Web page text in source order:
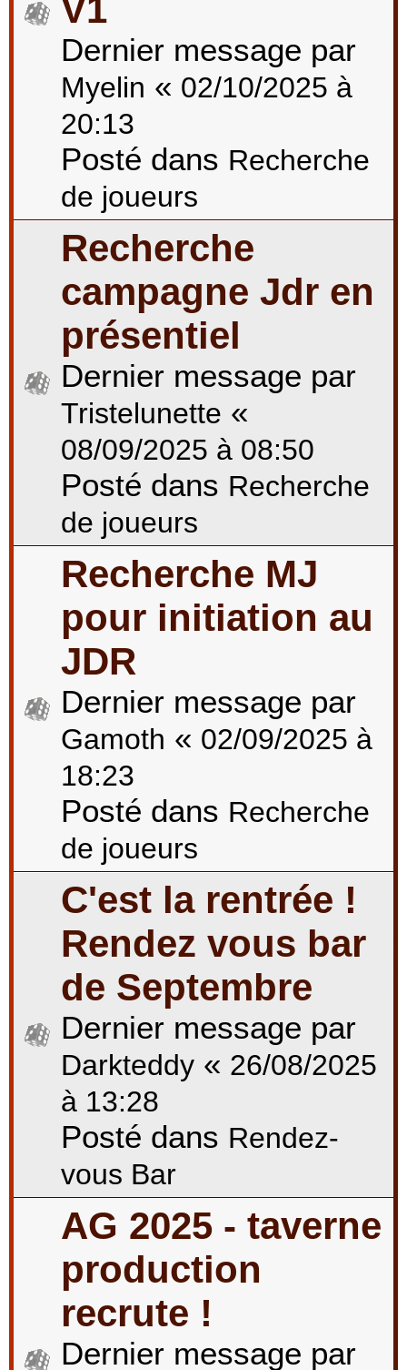
V1
Dernier message par
Myelin « 02/10/2025 à
20:13
Posté dans Recherche
de joueurs
Recherche
campagne Jdr en
présentiel
Dernier message par
Tristelunette «
08/09/2025 à 08:50
Posté dans Recherche
de joueurs
Recherche MJ
pour initiation au
JDR
Dernier message par
Gamoth « 02/09/2025 à
18:23
Posté dans Recherche
de joueurs
C'est la rentrée !
Rendez vous bar
de Septembre
Dernier message par
Darkteddy « 26/08/2025
à 13:28
Posté dans Rendez-
vous Bar
AG 2025 - taverne
production
recrute !
Dernier message par